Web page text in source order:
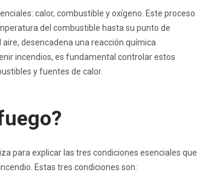
calor, combustible y oxígeno. Este proceso
del combustible hasta su punto de
desencadena una reacción química
incendios, es fundamental controlar estos
y fuentes de calor.
para explicar las tres condiciones esenciales que
Estas tres condiciones son: